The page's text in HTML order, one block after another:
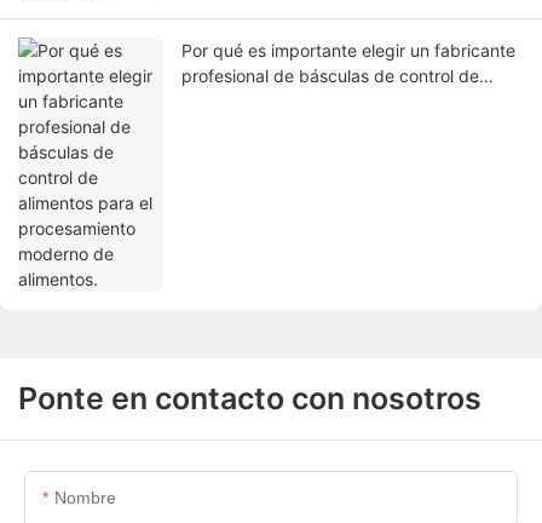
Por qué es importante elegir un fabricante
profesional de básculas de control de
Ponte en contacto con nosotros
Nombre